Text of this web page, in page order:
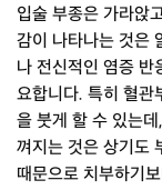
입술 부종은 가라앉
감이 나타나는 것은
나 전신적인 염증 반
요합니다. 특히 혈관
을 붓게 할 수 있는
껴지는 것은 상기도
때문으로 치부하기